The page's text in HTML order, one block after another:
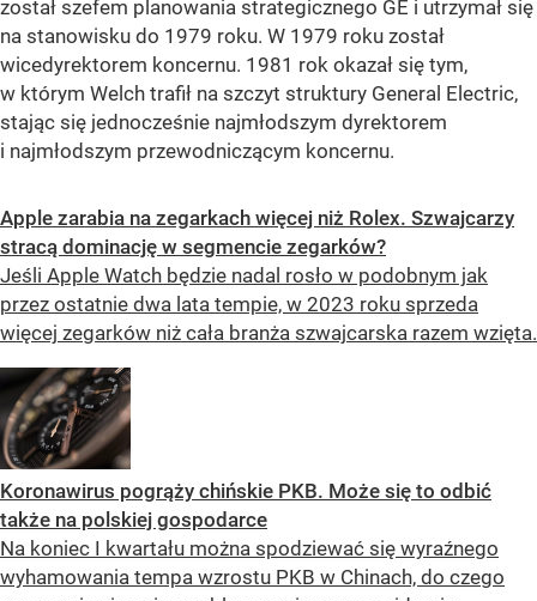
został szefem planowania strategicznego GE i utrzymał się
na stanowisku do 1979 roku. W 1979 roku został
wicedyrektorem koncernu. 1981 rok okazał się tym,
w którym Welch trafił na szczyt struktury General Electric,
stając się jednocześnie najmłodszym dyrektorem
i najmłodszym przewodniczącym koncernu.
Apple zarabia na zegarkach więcej niż Rolex. Szwajcarzy
stracą dominację w segmencie zegarków?
Jeśli Apple Watch będzie nadal rosło w podobnym jak
przez ostatnie dwa lata tempie, w 2023 roku sprzeda
więcej zegarków niż cała branża szwajcarska razem wzięta.
Koronawirus pogrąży chińskie PKB. Może się to odbić
także na polskiej gospodarce
Na koniec I kwartału można spodziewać się wyraźnego
wyhamowania tempa wzrostu PKB w Chinach, do czego